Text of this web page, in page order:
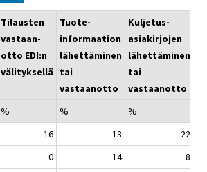
Tilausten
vastaan-
otto EDI:n
välityksellä
Tuote-
informaation
lähettäminen
tai
vastaanotto
Kuljetus-
asiakirjojen
lähettäminen
tai
vastaanotto
%
% %
16 13
22
0 14
8